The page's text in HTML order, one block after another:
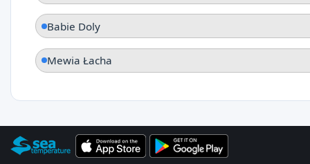
Babie Doly
Mewia Łacha